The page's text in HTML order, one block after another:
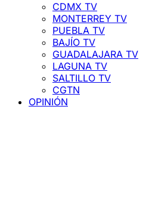
CDMX TV
MONTERREY TV
PUEBLA TV
BAJÍO TV
GUADALAJARA TV
LAGUNA TV
SALTILLO TV
CGTN
OPINIÓN